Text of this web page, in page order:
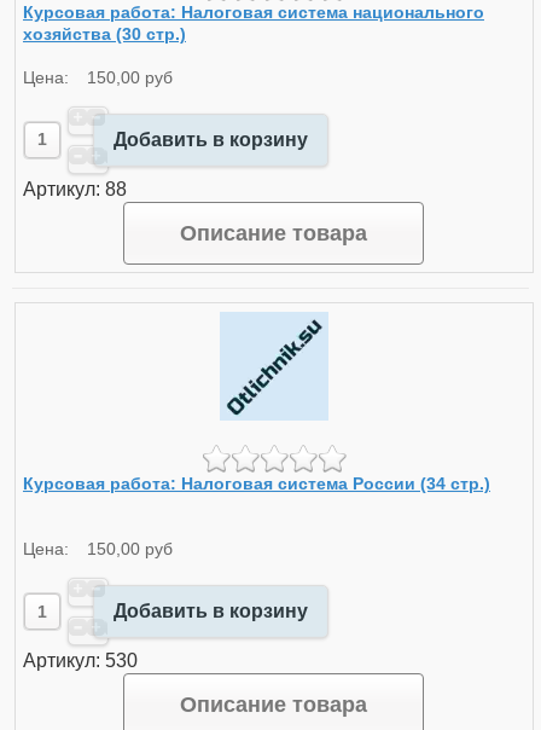
Курсовая работа: Налоговая система национального
хозяйства (30 стр.)
Цена: 150,00 руб
Добавить в корзину
Артикул: 88
Описание товара
Курсовая работа: Налоговая система России (34 стр.)
Цена: 150,00 руб
Добавить в корзину
Артикул: 530
Описание товара